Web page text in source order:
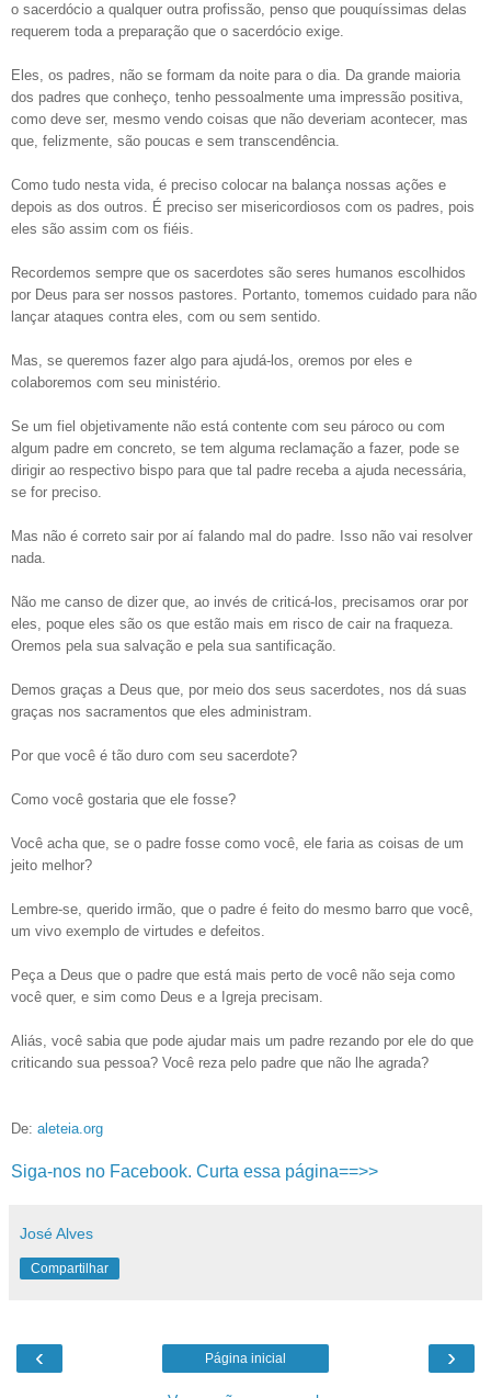
o sacerdócio a qualquer outra profissão, penso que pouquíssimas delas
requerem toda a preparação que o sacerdócio exige.
Eles, os padres, não se formam da noite para o dia. Da grande maioria
dos padres que conheço, tenho pessoalmente uma impressão positiva,
como deve ser, mesmo vendo coisas que não deveriam acontecer, mas
que, felizmente, são poucas e sem transcendência.
Como tudo nesta vida, é preciso colocar na balança nossas ações e
depois as dos outros. É preciso ser misericordiosos com os padres, pois
eles são assim com os fiéis.
Recordemos sempre que os sacerdotes são seres humanos escolhidos
por Deus para ser nossos pastores. Portanto, tomemos cuidado para não
lançar ataques contra eles, com ou sem sentido.
Mas, se queremos fazer algo para ajudá-los, oremos por eles e
colaboremos com seu ministério.
Se um fiel objetivamente não está contente com seu pároco ou com
algum padre em concreto, se tem alguma reclamação a fazer, pode se
dirigir ao respectivo bispo para que tal padre receba a ajuda necessária,
se for preciso.
Mas não é correto sair por aí falando mal do padre. Isso não vai resolver
nada.
Não me canso de dizer que, ao invés de criticá-los, precisamos orar por
eles, poque eles são os que estão mais em risco de cair na fraqueza.
Oremos pela sua salvação e pela sua santificação.
Demos graças a Deus que, por meio dos seus sacerdotes, nos dá suas
graças nos sacramentos que eles administram.
Por que você é tão duro com seu sacerdote?
Como você gostaria que ele fosse?
Você acha que, se o padre fosse como você, ele faria as coisas de um
jeito melhor?
Lembre-se, querido irmão, que o padre é feito do mesmo barro que você,
um vivo exemplo de virtudes e defeitos.
Peça a Deus que o padre que está mais perto de você não seja como
você quer, e sim como Deus e a Igreja precisam.
Aliás, você sabia que pode ajudar mais um padre rezando por ele do que
criticando sua pessoa? Você reza pelo padre que não lhe agrada?
De: aleteia.org
Siga-nos no Facebook. Curta essa página==>>
José Alves
Compartilhar
‹ ›
Página inicial